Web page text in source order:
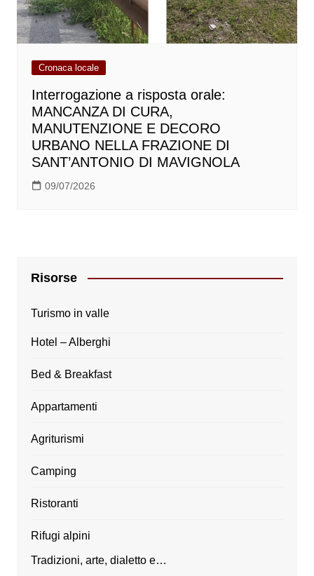
Cronaca locale
Interrogazione a risposta orale:
MANCANZA DI CURA,
MANUTENZIONE E DECORO
URBANO NELLA FRAZIONE DI
SANT’ANTONIO DI MAVIGNOLA
09/07/2026
Risorse
Turismo in valle
Hotel – Alberghi
Bed & Breakfast
Appartamenti
Agriturismi
Camping
Ristoranti
Rifugi alpini
Tradizioni, arte, dialetto e…